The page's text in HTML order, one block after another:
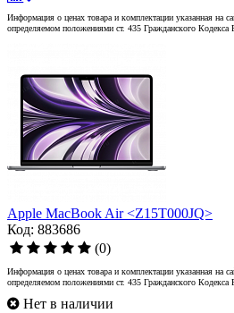
Информация о ценах товара и комплектации указанная на
определяемом положениями ст. 435 Гражданского Кодекса
Apple MacBook Air <Z15T000JQ>
Код: 883686
(0)
Информация о ценах товара и комплектации указанная на
определяемом положениями ст. 435 Гражданского Кодекса
Нет в наличии